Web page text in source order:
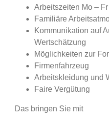
Arbeitszeiten Mo –
Familiäre
Kommunikation auf
Wertschätzung
Möglichkeiten zur
Firmenfahrzeug
Arbeitskleidung und
Faire Vergütung
Das bringen Sie mit